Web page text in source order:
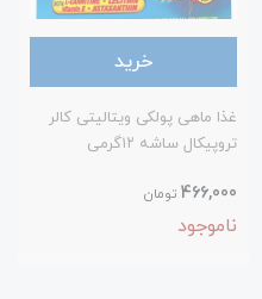
خرید
غذا ماهی پولکی ویتالیتی کالر
تروپیکال ساشه ۱۲گرمی
466,000 تومان
ناموجود